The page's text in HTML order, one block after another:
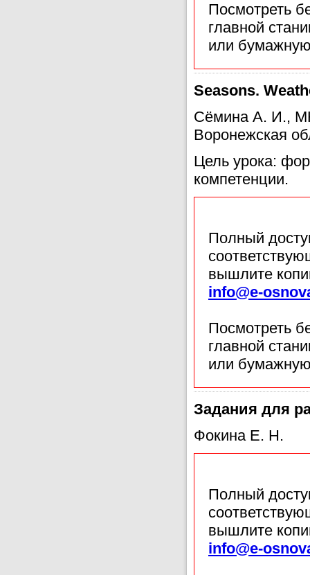
Посмотреть
главной
или
Seasons.
Сёмина А. И.,
Воронежская
Цель урока:
компетенции.
Полный
вышлите
info@e-
Посмотреть
главной
или
Задания для
Фокина Е. Н.
Полный
вышлите
info@e-